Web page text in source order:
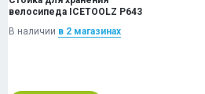
велосипеда ICETOOLZ P643
В наличии в 2 магазинах